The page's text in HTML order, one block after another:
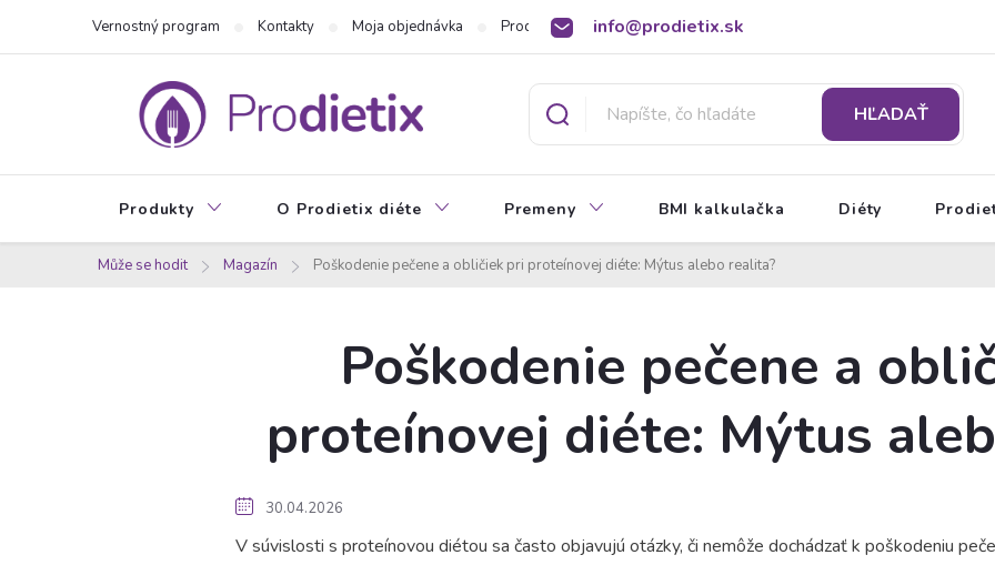
info@prodietix.sk
Vernostný program Kontakty Moja objednávka Prodietix poradňa BMI kalkulačka
HĽADAŤ
Produkty O Prodietix diéte Premeny BMI kalkulačka Diéty
Může se hodit Magazín Poškodenie pečene a obličiek pri proteínovej diéte: Mýtus alebo realita?
Poškodenie pečene a
proteínovej diéte: Mýtus
30.04.2026
V súvislosti s proteínovou diétou sa často objavujú otázky, či nemôže dochádzať k poškodeniu